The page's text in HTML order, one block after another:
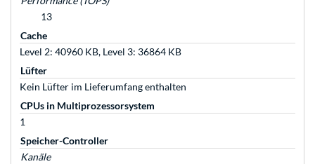
13
Cache
Level 2: 40960 KB, Level 3: 36864 KB
Lüfter
Kein Lüfter im Lieferumfang enthalten
CPUs in Multiprozessorsystem
1
Speicher-Controller
Kanäle